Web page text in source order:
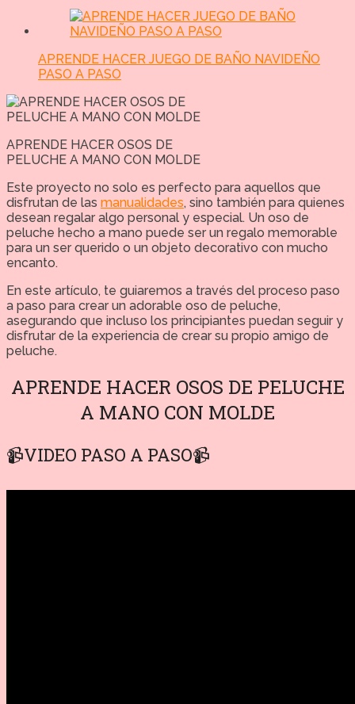
APRENDE HACER JUEGO DE BAÑO NAVIDEÑO
PASO A PASO
APRENDE HACER OSOS DE
PELUCHE A MANO CON MOLDE
Este proyecto no solo es perfecto para aquellos que
disfrutan de las manualidades, sino también para quienes
desean regalar algo personal y especial. Un oso de
peluche hecho a mano puede ser un regalo memorable
para un ser querido o un objeto decorativo con mucho
encanto.
En este artículo, te guiaremos a través del proceso paso
a paso para crear un adorable oso de peluche,
asegurando que incluso los principiantes puedan seguir y
disfrutar de la experiencia de crear su propio amigo de
peluche.
APRENDE HACER OSOS DE PELUCHE
A MANO CON MOLDE
📹VIDEO PASO A PASO📹